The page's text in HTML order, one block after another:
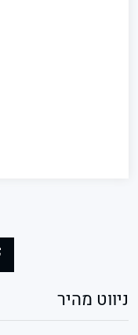
ניווט מהיר